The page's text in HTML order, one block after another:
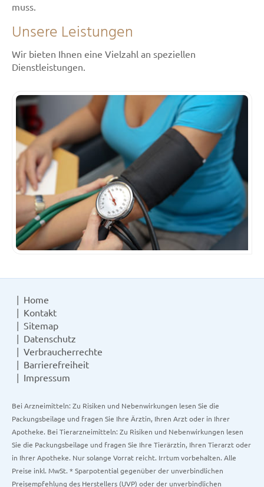
muss.
Unsere Leistungen
Wir bieten Ihnen eine Vielzahl an speziellen
Dienstleistungen.
Home
Kontakt
Sitemap
Datenschutz
Verbraucherrechte
Barrierefreiheit
Impressum
Bei Arzneimitteln: Zu Risiken und Nebenwirkungen lesen Sie die
Packungsbeilage und fragen Sie Ihre Ärztin, Ihren Arzt oder in Ihrer
Apotheke. Bei Tierarzneimitteln: Zu Risiken und Nebenwirkungen lesen
Sie die Packungsbeilage und fragen Sie Ihre Tierärztin, Ihren Tierarzt oder
in Ihrer Apotheke. Nur solange Vorrat reicht. Irrtum vorbehalten. Alle
Preise inkl. MwSt. * Sparpotential gegenüber der unverbindlichen
Preisempfehlung des Herstellers (UVP) oder der unverbindlichen